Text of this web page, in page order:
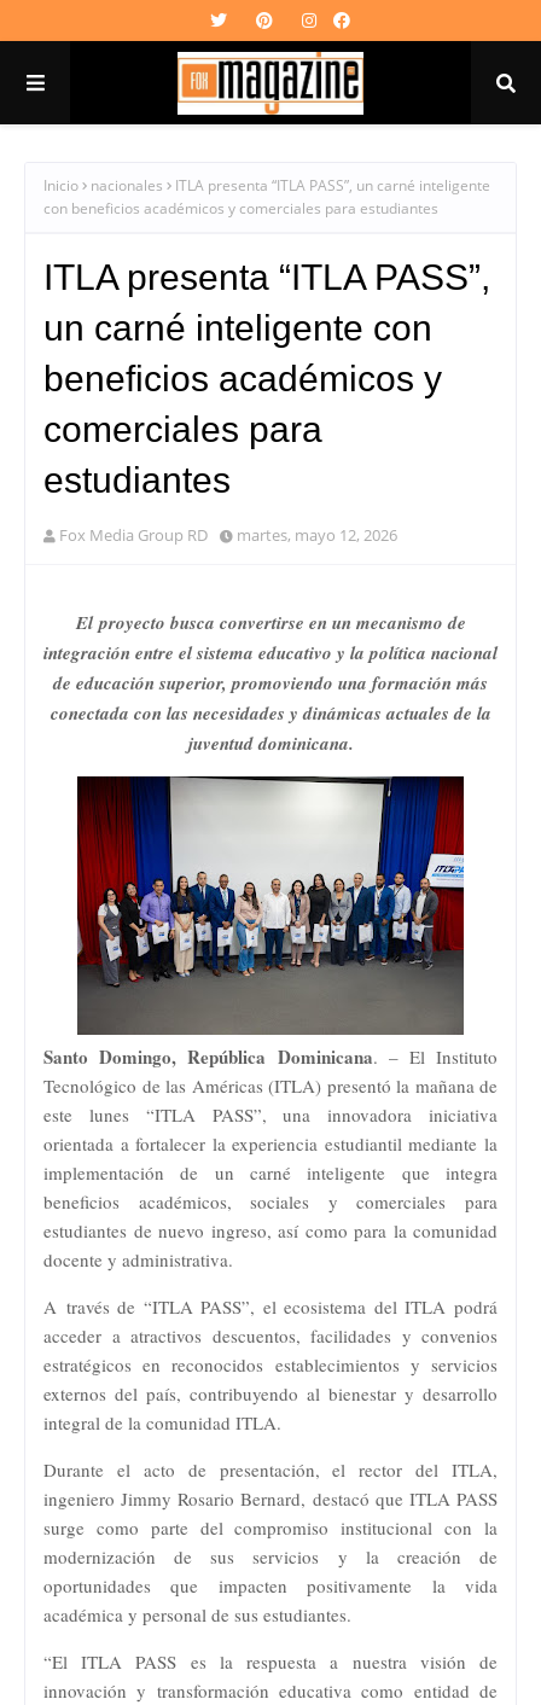
Inicio nacionales
ITLA presenta “ITLA PASS”, un carné inteligente
con beneficios académicos y comerciales para estudiantes
ITLA presenta “ITLA PASS”,
un carné inteligente con
beneficios académicos y
comerciales para
estudiantes
Fox Media Group RD martes, mayo 12, 2026
El proyecto busca convertirse en un mecanismo de
integración entre el sistema educativo y la política nacional
de educación superior, promoviendo una formación más
conectada con las necesidades y dinámicas actuales de la
juventud dominicana.
Santo Domingo, República Dominicana. – El Instituto
Tecnológico de las Américas (ITLA) presentó la mañana de
este lunes “ITLA PASS”, una innovadora iniciativa
orientada a fortalecer la experiencia estudiantil mediante la
implementación de un carné inteligente que integra
beneficios académicos, sociales y comerciales para
estudiantes de nuevo ingreso, así como para la comunidad
docente y administrativa.
A través de “ITLA PASS”, el ecosistema del ITLA podrá
acceder a atractivos descuentos, facilidades y convenios
estratégicos en reconocidos establecimientos y servicios
externos del país, contribuyendo al bienestar y desarrollo
integral de la comunidad ITLA.
Durante el acto de presentación, el rector del ITLA,
ingeniero Jimmy Rosario Bernard, destacó que ITLA PASS
surge como parte del compromiso institucional con la
modernización de sus servicios y la creación de
oportunidades que impacten positivamente la vida
académica y personal de sus estudiantes.
“El ITLA PASS es la respuesta a nuestra visión de
innovación y transformación educativa como entidad de